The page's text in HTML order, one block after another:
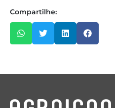
Compartilhe: